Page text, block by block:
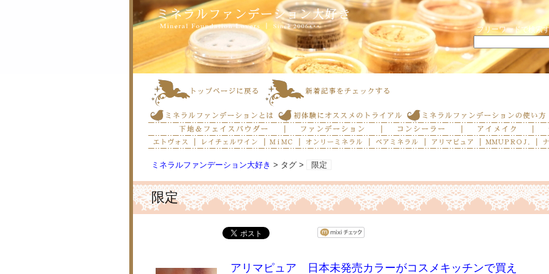
フリーワードで検索
ミネラルファンデーション大好き > タグ > 限定
限定
アリマピュア 日本未発売カラーがコスメキッチンで買え